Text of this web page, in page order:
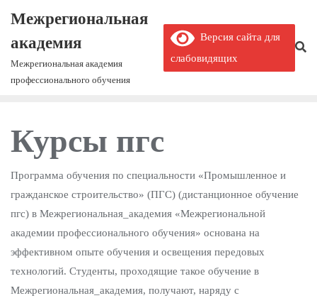
Межрегиональная
академия
Межрегиональная академия
профессионального обучения
Версия сайта для
слабовидящих
Курсы пгс
Программа обучения по специальности «Промышленное и
гражданское строительство» (ПГС) (дистанционное обучение
пгс) в Межрегиональная_академия «Межрегиональной
академии профессионального обучения» основана на
эффективном опыте обучения и освещения передовых
технологий. Студенты, проходящие такое обучение в
Межрегиональная_академия, получают, наряду с